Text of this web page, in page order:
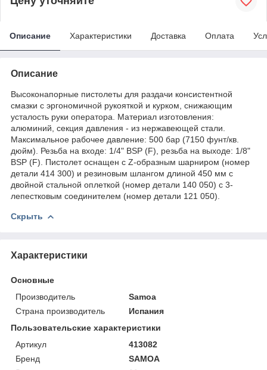
Описание Характеристики Доставка Оплата
Описание
Высоконапорные пистолеты для раздачи консистентной
смазки с эргономичной рукояткой и курком, снижающим
усталость руки оператора. Материал изготовления:
алюминий, секция давления - из нержавеющей стали.
Максимальное рабочее давление: 500 бар (7150 фунт/кв.
дюйм). Резьба на входе: 1/4" BSP (F), резьба на выходе: 1/8"
BSP (F). Пистолет оснащен с Z-образным шарниром (номер
детали 414 300) и резиновым шлангом длиной 450 мм с
двойной стальной оплеткой (номер детали 140 050) с 3-
лепестковым соединителем (номер детали 121 050).
Скрыть
Характеристики
Основные
Производитель
Samoa
Страна производитель
Испания
Пользовательские характеристики
Артикул
413082
Бренд
SAMOA